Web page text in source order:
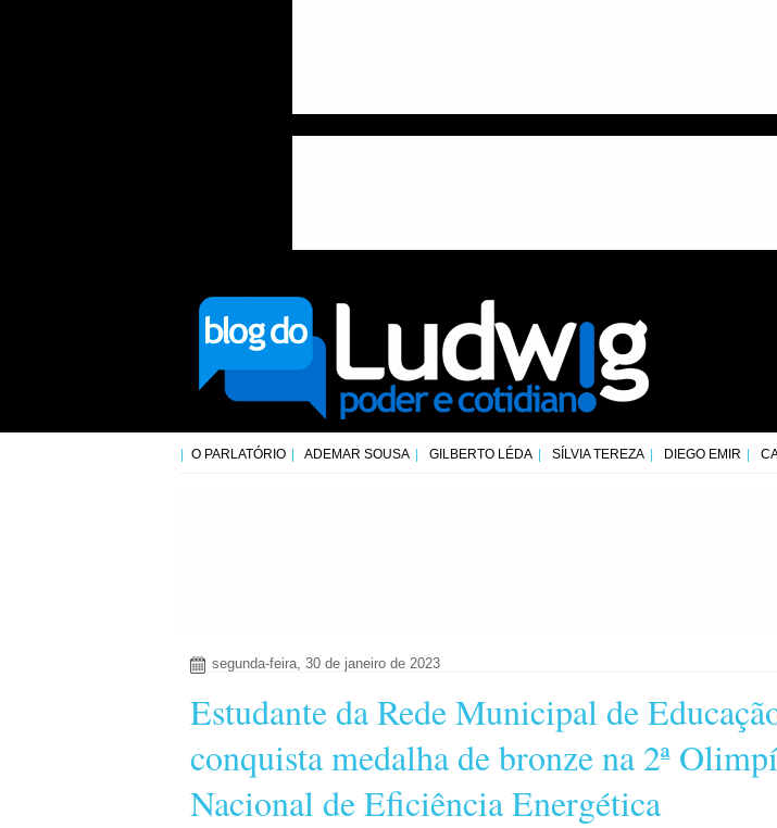
O PARLATÓRIO ADEMAR SOUSA GILBERTO LÉDA SÍLVIA TEREZA DIEGO EMIR
segunda-feira, 30 de janeiro de 2023
Estudante da Rede Municipal de
conquista medalha de bronze na 2ª
Nacional de Eficiência Energética